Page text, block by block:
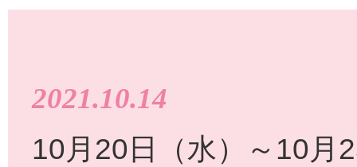
2021.10.14
10月20日（水）～10月